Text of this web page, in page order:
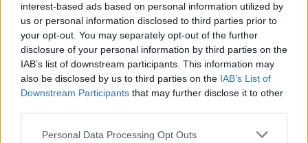
interest-based ads based on personal information utilized by
us or personal information disclosed to third parties prior to
your opt-out. You may separately opt-out of the further
disclosure of your personal information by third parties on the
IAB’s list of downstream participants. This information may
also be disclosed by us to third parties on the IAB’s List of
Downstream Participants that may further disclose it to other
Personal Data Processing Opt Outs
litt typisk oss
Mest lest siste uke:
Se opptak fra Stuggu
Backyard Ultra 2026